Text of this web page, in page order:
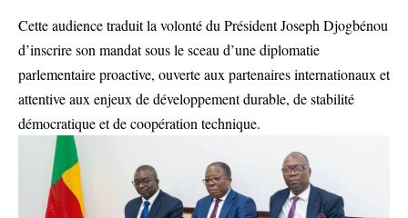
Cette audience traduit la volonté du Président Joseph Djogbénou
d’inscrire son mandat sous le sceau d’une diplomatie
parlementaire proactive, ouverte aux partenaires internationaux et
attentive aux enjeux de développement durable, de stabilité
démocratique et de coopération technique.